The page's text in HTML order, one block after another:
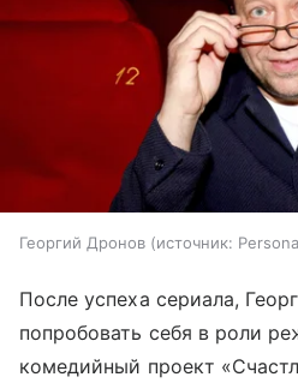
Георгий Дронов источник:
После успеха сериала,
попробовать себя в роли
комедийный проект